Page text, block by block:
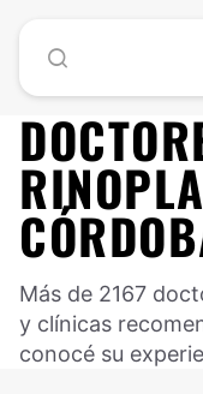
Más de 2167
y clínicas
conocé su